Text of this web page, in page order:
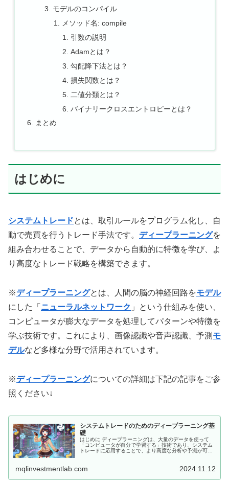
モデルのコンパイル
メソッド名: compile
引数の説明
Adamとは？
勾配降下法とは？
損失関数とは？
二値分類とは？
バイナリークロスエントロピーとは？
まとめ
はじめに
システムトレードとは、取引ルールをプログラム化し、自
動で売買を行うトレード手法です。 ディープラーニングを
組み合わせることで、データから自動的に特徴を学び、よ
り高度なトレード戦略を構築できます。
※ディープラーニングとは、人間の脳の神経回路をモデル
にした「 ニューラルネットワーク 」という仕組みを使い、
コンピュータが膨大なデータを処理してパターンや特徴を
学ぶ技術です。これにより、画像認識や音声認識、予測 モ
デルなど多様な分野で活用されています。
※ディープラーニングについての詳細は下記の記事をご参
照ください↓
システムトレードのためのディープラーニング基
礎
はじめに ディープラーニングは、大量のデータを使って
「コンピュータが自分で学習する」技術であり、システム
トレードに応用することで、より高度な分析や予測が可能
mqlinvestmentlab.com 2024.11.12